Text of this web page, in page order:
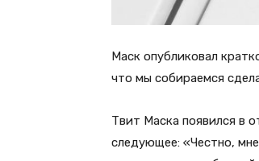
Маск опубликовал
что мы собираемся
Твит Маска появился в
следующее: «Честно,